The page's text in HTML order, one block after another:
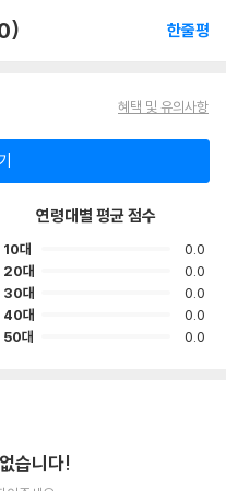
한줄평
혜택 및 유의사항
연령대별 평균 점수
10대
0.0
20대
0.0
30대
0.0
40대
0.0
50대
0.0
습니다!